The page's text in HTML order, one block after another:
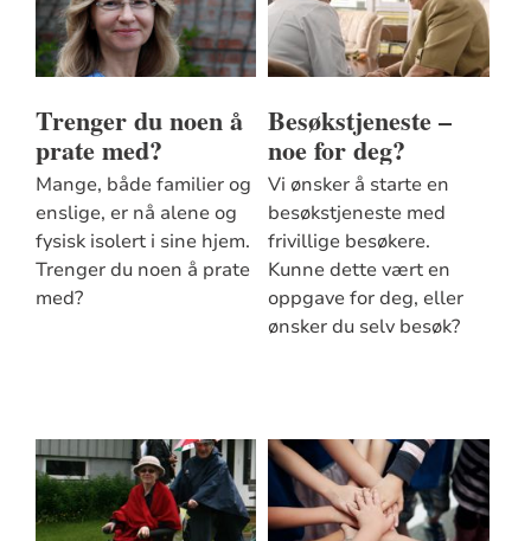
Trenger du noen å
prate med?
Mange, både familier og
enslige, er nå alene og
fysisk isolert i sine hjem.
Trenger du noen å prate
med?
Besøkstjeneste –
noe for deg?
Vi ønsker å starte en
besøkstjeneste med
frivillige besøkere.
Kunne dette vært en
oppgave for deg, eller
ønsker du selv besøk?